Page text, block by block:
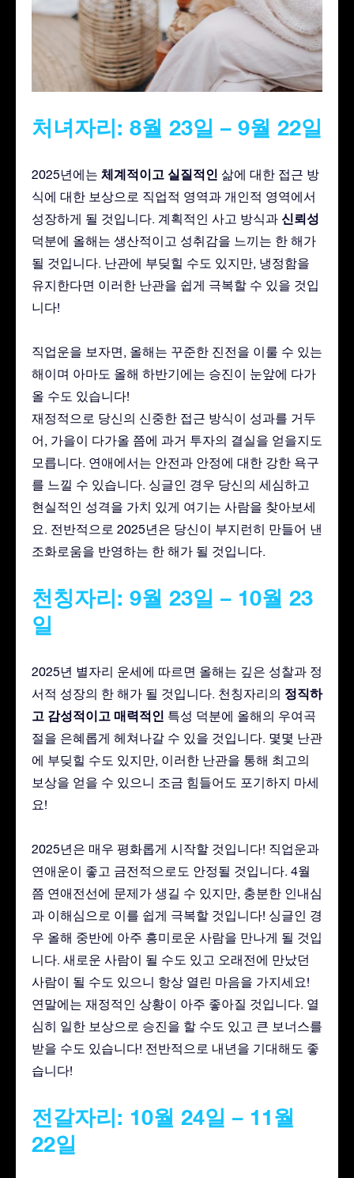
처녀자리: 8월 23일 – 9월 22일
2025년에는 체계적이고 실질적인 삶에 대한 접근 방
식에 대한 보상으로 직업적 영역과 개인적 영역에서
성장하게 될 것입니다. 계획적인 사고 방식과 신뢰성
덕분에 올해는 생산적이고 성취감을 느끼는 한 해가
될 것입니다. 난관에 부딪힐 수도 있지만, 냉정함을
유지한다면 이러한 난관을 쉽게 극복할 수 있을 것입
니다!
직업운을 보자면, 올해는 꾸준한 진전을 이룰 수 있는
해이며 아마도 올해 하반기에는 승진이 눈앞에 다가
올 수도 있습니다!
재정적으로 당신의 신중한 접근 방식이 성과를 거두
어, 가을이 다가올 쯤에 과거 투자의 결실을 얻을지도
모릅니다. 연애에서는 안전과 안정에 대한 강한 욕구
를 느낄 수 있습니다. 싱글인 경우 당신의 세심하고
현실적인 성격을 가치 있게 여기는 사람을 찾아보세
요. 전반적으로 2025년은 당신이 부지런히 만들어 낸
조화로움을 반영하는 한 해가 될 것입니다.
천칭자리: 9월 23일 – 10월 23
일
2025년 별자리 운세에 따르면 올해는 깊은 성찰과 정
서적 성장의 한 해가 될 것입니다. 천칭자리의 정직하
고 감성적이고 매력적인 특성 덕분에 올해의 우여곡
절을 은혜롭게 헤쳐나갈 수 있을 것입니다. 몇몇 난관
에 부딪힐 수도 있지만, 이러한 난관을 통해 최고의
보상을 얻을 수 있으니 조금 힘들어도 포기하지 마세
요!
2025년은 매우 평화롭게 시작할 것입니다! 직업운과
연애운이 좋고 금전적으로도 안정될 것입니다. 4월
쯤 연애전선에 문제가 생길 수 있지만, 충분한 인내심
과 이해심으로 이를 쉽게 극복할 것입니다! 싱글인 경
우 올해 중반에 아주 흥미로운 사람을 만나게 될 것입
니다. 새로운 사람이 될 수도 있고 오래전에 만났던
사람이 될 수도 있으니 항상 열린 마음을 가지세요!
연말에는 재정적인 상황이 아주 좋아질 것입니다. 열
심히 일한 보상으로 승진을 할 수도 있고 큰 보너스를
받을 수도 있습니다! 전반적으로 내년을 기대해도 좋
습니다!
전갈자리: 10월 24일 – 11월
22일